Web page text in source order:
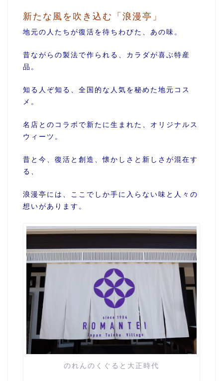
新たな風を吹き込む「浪漫亭」
地元の人たちが復活を待ちわびた、あの味。
昔ながらの製法で作られる、カラダが喜ぶ特産
品。
知る人ぞ知る、全国的な人気を秘めた地元コス
メ。
名店とのコラボで新たに生まれた、オリジナルス
ウィーツ。
昔と今、復活と創造、懐かしさと新しさが混在す
る、
浪漫亭には、ここでしか手に入らない味と人々の
想いがあります。
のれんのくぐると大正時代